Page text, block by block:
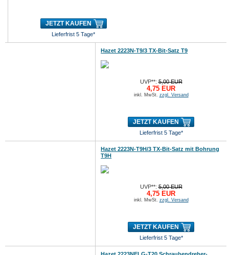
JETZT KAUFEN
Lieferfrist 5 Tage*
Hazet 2223N-T9/3 TX-Bit-Satz T9
UVP**:5,00 EUR
4,75 EUR
inkl. MwSt. zzgl. Versand
JETZT KAUFEN
Lieferfrist 5 Tage*
Hazet 2223N-T9H/3 TX-Bit-Satz mit Bohrung
T9H
UVP**:5,00 EUR
4,75 EUR
inkl. MwSt. zzgl. Versand
JETZT KAUFEN
Lieferfrist 5 Tage*